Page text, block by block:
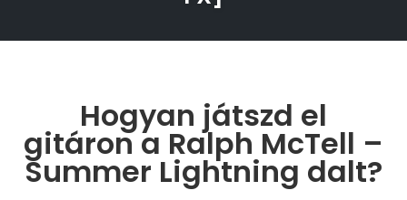
Hogyan játszd el
gitáron a Ralph McTell –
Summer Lightning dalt?